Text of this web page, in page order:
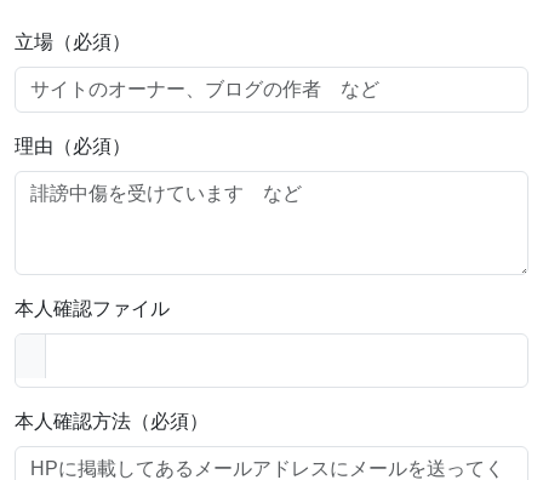
立場（必須）
理由（必須）
本人確認ファイル
本人確認方法（必須）